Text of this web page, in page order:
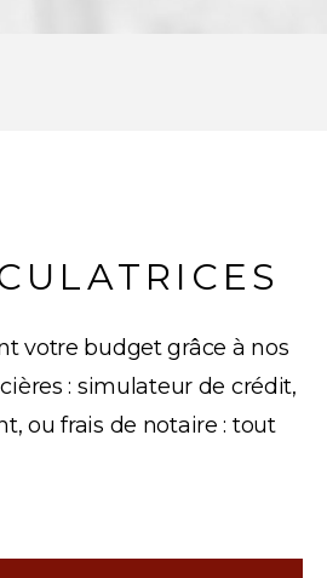
votre budget grâce à nos
: simulateur de crédit,
ou frais de notaire : tout